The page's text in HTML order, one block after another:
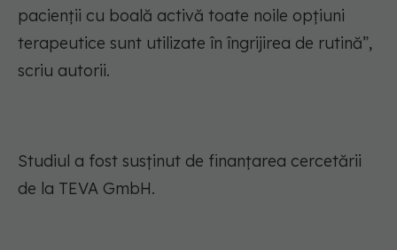
pacienții cu boală activă toate noile opțiuni
terapeutice sunt utilizate în îngrijirea de rutină”,
scriu autorii.
Studiul a fost susținut de finanțarea cercetării
de la TEVA GmbH.